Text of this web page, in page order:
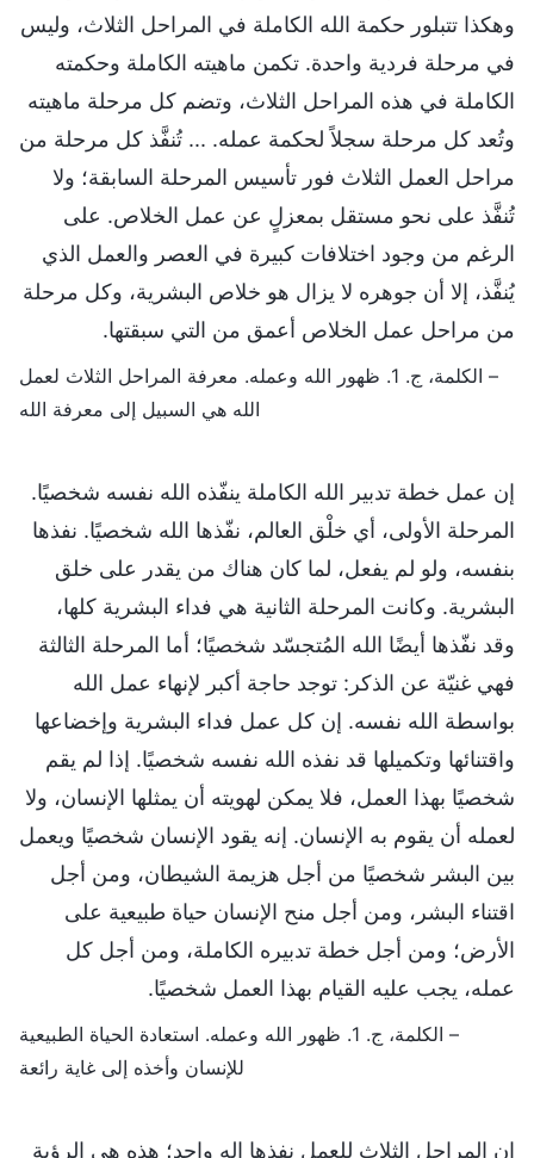
وهكذا تتبلور حكمة الله الكاملة في المراحل الثلاث، وليس
في مرحلة فردية واحدة. تكمن ماهيته الكاملة وحكمته
الكاملة في هذه المراحل الثلاث، وتضم كل مرحلة ماهيته
وتُعد كل مرحلة سجلاً لحكمة عمله. ... تُنفَّذ كل مرحلة من
مراحل العمل الثلاث فور تأسيس المرحلة السابقة؛ ولا
تُنفَّذ على نحو مستقل بمعزلٍ عن عمل الخلاص. على
الرغم من وجود اختلافات كبيرة في العصر والعمل الذي
يُنفَّذ، إلا أن جوهره لا يزال هو خلاص البشرية، وكل مرحلة
من مراحل عمل الخلاص أعمق من التي سبقتها.
– الكلمة، ج. 1. ظهور الله وعمله. معرفة المراحل الثلاث لعمل
الله هي السبيل إلى معرفة الله
إن عمل خطة تدبير الله الكاملة ينفّذه الله نفسه شخصيًا.
المرحلة الأولى، أي خلْق العالم، نفّذها الله شخصيًا. نفذها
بنفسه، ولو لم يفعل، لما كان هناك من يقدر على خلق
البشرية. وكانت المرحلة الثانية هي فداء البشرية كلها،
وقد نفّذها أيضًا الله المُتجسّد شخصيًا؛ أما المرحلة الثالثة
فهي غنيّة عن الذكر: توجد حاجة أكبر لإنهاء عمل الله
بواسطة الله نفسه. إن كل عمل فداء البشرية وإخضاعها
واقتنائها وتكميلها قد نفذه الله نفسه شخصيًا. إذا لم يقم
شخصيًا بهذا العمل، فلا يمكن لهويته أن يمثلها الإنسان، ولا
لعمله أن يقوم به الإنسان. إنه يقود الإنسان شخصيًا ويعمل
بين البشر شخصيًا من أجل هزيمة الشيطان، ومن أجل
اقتناء البشر، ومن أجل منح الإنسان حياة طبيعية على
الأرض؛ ومن أجل خطة تدبيره الكاملة، ومن أجل كل
عمله، يجب عليه القيام بهذا العمل شخصيًا.
– الكلمة، ج. 1. ظهور الله وعمله. استعادة الحياة الطبيعية
للإنسان وأخذه إلى غاية رائعة
إن المراحل الثلاث للعمل نفذها إله واحد؛ هذه هي الرؤية